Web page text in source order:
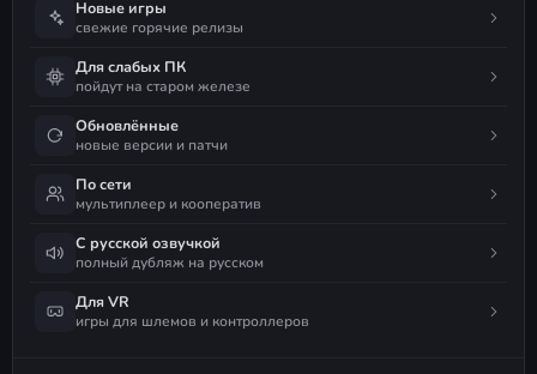
Новые игры
свежие горячие релизы
Для слабых ПК
пойдут на старом железе
Обновлённые
новые версии и патчи
По сети
мультиплеер и кооператив
С русской озвучкой
полный дубляж на русском
Для VR
игры для шлемов и контроллеров